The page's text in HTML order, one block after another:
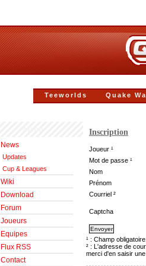
Quake
Teeworlds
News
Updates
Cup & Leagues
Wiki
Download
Forum
Joueurs
Equipes
Flux RSS
Contact
Inscription
Joueur ¹
Mot de passe ¹
Nom
Prénom
Courriel ²
Captcha
¹ : Champ obligatoire.
² : L'adresse de
merci d'en saisir